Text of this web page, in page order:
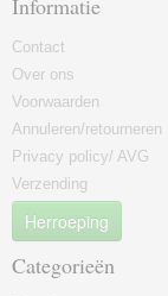
Informatie
Contact
Over ons
Voorwaarden
Annuleren/retourneren
Privacy policy/ AVG
Verzending
Herroeping
Categorieën